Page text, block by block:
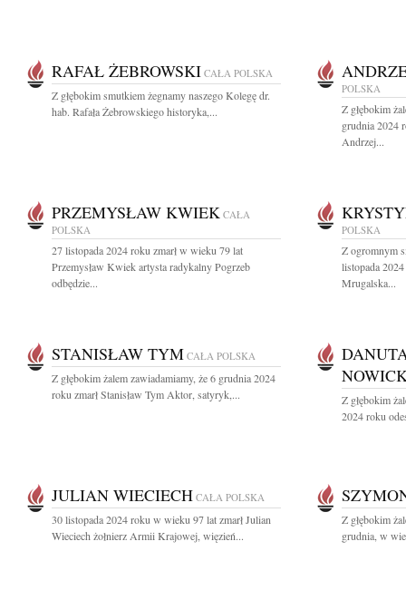
RAFAŁ ŻEBROWSKI CAŁA POLSKA
Z głębokim smutkiem żegnamy naszego Kolegę dr.
hab. Rafała Żebrowskiego historyka,...
POLSKA
Z głębokim
grudnia 2024
Andrzej...
PRZEMYSŁAW KWIEK CAŁA
POLSKA
27 listopada 2024 roku zmarł w wieku 79 lat
Przemysław Kwiek artysta radykalny Pogrzeb
odbędzie...
POLSKA
Z ogromnym
listopada
Mrugalska...
STANISŁAW TYM CAŁA POLSKA
Z głębokim żalem zawiadamiamy, że 6 grudnia 2024
roku zmarł Stanisław Tym Aktor, satyryk,...
Z głębokim
2024 roku
JULIAN WIECIECH CAŁA POLSKA
30 listopada 2024 roku w wieku 97 lat zmarł Julian
Wieciech żołnierz Armii Krajowej, więzień...
Z głębokim
grudnia, w